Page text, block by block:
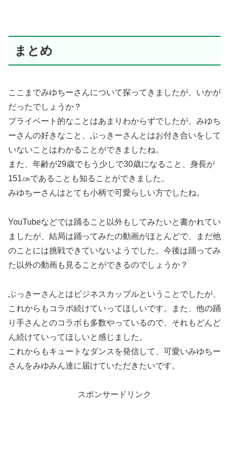
まとめ
ここまでみゆちーさんについて探ってきましたが、いかが
だったでしょうか？
プライベート的なことはあまりわからずでしたが、みゆち
ーさんの好きなこと、ぶっきーさんとはお付き合いをして
いないことはわかることができましたね。
また、年齢が29歳でもう少しで30歳になること、身長が
151㎝であることも知ることができました。
みゆちーさんはとても小柄で可愛らしい方でしたね。
YouTubeなどでは踊ること以外もしてみたいと書かれてい
ましたが、結局は踊ってみたの動画がほとんどで、まだ他
のことには挑戦できていないようでした。今後は踊ってみ
た以外の動画も見ることができるのでしょうか？
ぶっきーさんとはビジネスカップルということでしたが、
これからもコラボ続けていってほしいです。また、他の踊
り手さんとのコラボも多数やっているので、それもどんど
ん続けていってほしいと感じました。
これからもキュートなダンスを発信して、可愛いみゆちー
さんをみゆみん達に届けていただきたいです。
スポンサードリンク